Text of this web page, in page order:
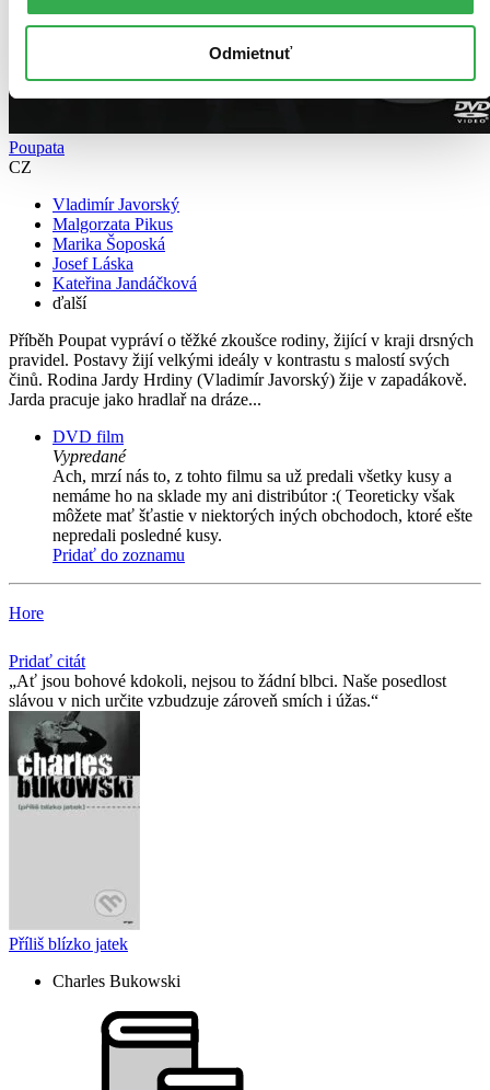
Odmietnuť
Poupata
CZ
Vladimír Javorský
Malgorzata Pikus
Marika Šoposká
Josef Láska
Kateřina Jandáčková
ďalší
Příběh Poupat vypráví o těžké zkoušce rodiny, žijící v kraji drsných
pravidel. Postavy žijí velkými ideály v kontrastu s malostí svých
činů. Rodina Jardy Hrdiny (Vladimír Javorský) žije v zapadákově.
Jarda pracuje jako hradlař na dráze...
DVD film
Vypredané
Ach, mrzí nás to, z tohto filmu sa už predali všetky kusy a
nemáme ho na sklade my ani distribútor :( Teoreticky však
môžete mať šťastie v niektorých iných obchodoch, ktoré ešte
nepredali posledné kusy.
Pridať do zoznamu
Hore
Pridať citát
Ať jsou bohové kdokoli, nejsou to žádní blbci. Naše posedlost
slávou v nich určite vzbudzuje zároveň smích i úžas.
Příliš blízko jatek
Charles Bukowski